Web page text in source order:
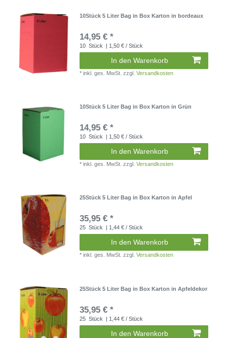
10Stück 5 Liter Bag in Box Karton in bordeaux
14,95 € *
10 Stück | 1,50 € / Stück
In den Warenkorb
*inkl. ges. MwSt. zzgl.Versandkosten
10Stück 5 Liter Bag in Box Karton in Grün
14,95 € *
10 Stück | 1,50 € / Stück
In den Warenkorb
*inkl. ges. MwSt. zzgl.Versandkosten
25Stück 5 Liter Bag in Box Karton in Apfel
35,95 € *
25 Stück | 1,44 € / Stück
In den Warenkorb
*inkl. ges. MwSt. zzgl.Versandkosten
25Stück 5 Liter Bag in Box Karton in Apfeldekor
35,95 € *
25 Stück | 1,44 € / Stück
In den Warenkorb